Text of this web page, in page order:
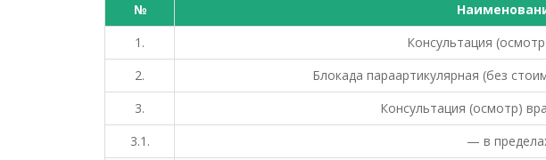
№
1.
Консультация
2.
Блокада параартикулярная (без
3.
Консультация (осмотр)
3.1.
— в